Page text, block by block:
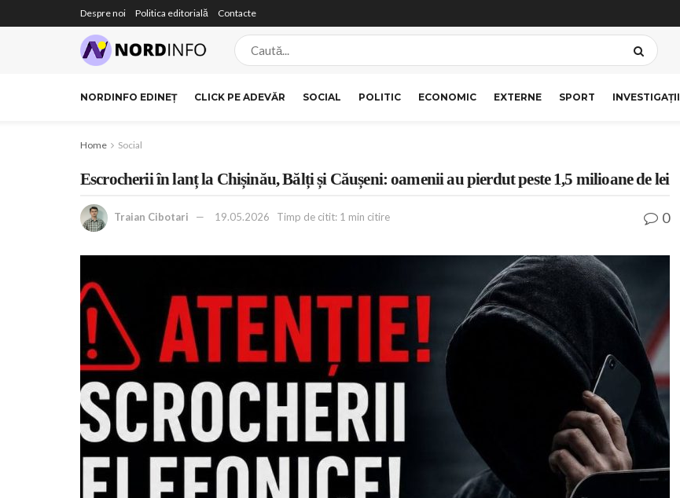
Despre noi Politica editorială Contacte
NORDINFO EDINEȚ CLICK PE ADEVĂR SOCIAL POLITIC ECONOMIC EXTERNE SPORT INVESTIGAȚII
Home Social
Escrocherii în lanț la Chișinău, Bălți și Căușeni: oamenii au pierdut peste 1,5 milioane de lei
Traian Cibotari 19.05.2026 Timp de citit: 1 min citire 0